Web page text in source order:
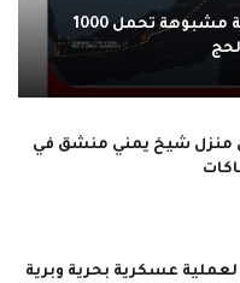
اليمن: خفر السواحل يضبط سفينة مشبوهة تحمل 1000
منزل شيخ يمني منشق في
عسكرية بحرية وبرية